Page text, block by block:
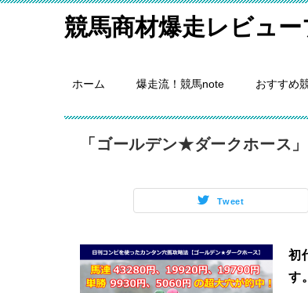
競馬商材爆走レビュ
ホーム 爆走流！競馬note おすすめ
「ゴールデン★ダークホース
Tweet
初
す。